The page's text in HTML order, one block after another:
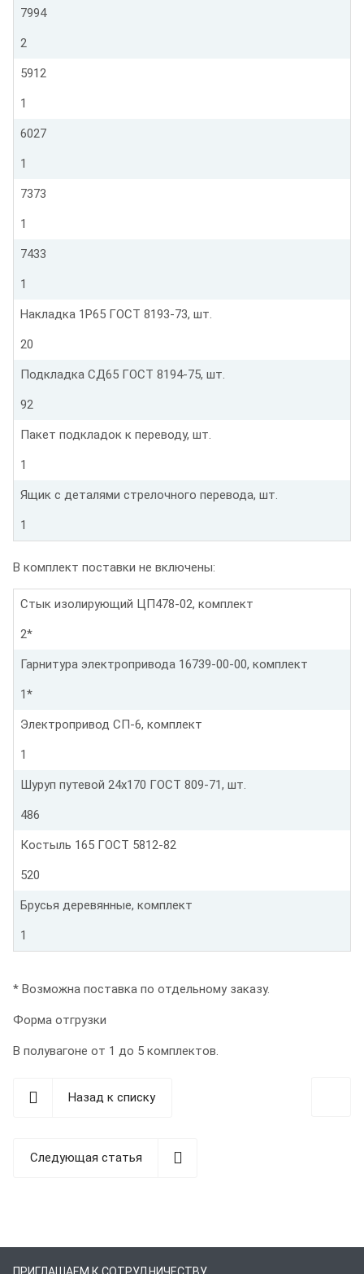
7994
2
5912
1
6027
1
7373
1
7433
1
Накладка 1Р65 ГОСТ 8193-73, шт.
20
Подкладка СД65 ГОСТ 8194-75, шт.
92
Пакет подкладок к переводу, шт.
1
Ящик с деталями стрелочного перевода, шт.
1
В комплект поставки не включены:
Стык изолирующий ЦП478-02, комплект
2*
Гарнитура электропривода 16739-00-00, комплект
1*
Электропривод СП-6, комплект
1
Шуруп путевой 24х170 ГОСТ 809-71, шт.
486
Костыль 165 ГОСТ 5812-82
520
Брусья деревянные, комплект
1
* Возможна поставка по отдельному заказу.
Форма отгрузки
В полувагоне от 1 до 5 комплектов.
Назад к списку
Следующая статья